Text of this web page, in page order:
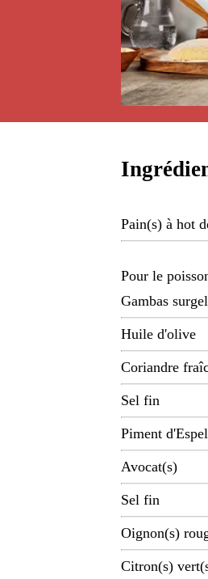
Pain(s) à hot
Pour le
Gambas
Huile d'olive
Coriandre
Sel fin
Piment
Avocat(s)
Sel fin
Oignon(s)
Citron(s)